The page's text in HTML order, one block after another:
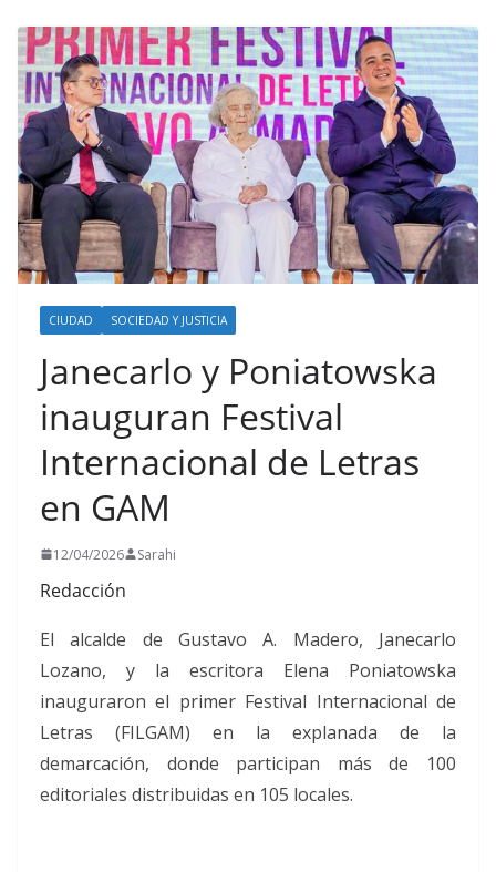
CIUDAD SOCIEDAD Y JUSTICIA
Janecarlo y Poniatowska
inauguran Festival
Internacional de Letras
en GAM
12/04/2026 Sarahi
Redacción
El alcalde de Gustavo A. Madero, Janecarlo
Lozano, y la escritora Elena Poniatowska
inauguraron el primer Festival Internacional de
Letras (FILGAM) en la explanada de la
demarcación, donde participan más de 100
editoriales distribuidas en 105 locales.